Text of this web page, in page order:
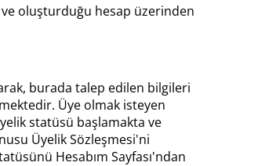
ve oluşturduğu hesap üzerinden
burada talep edilen bilgileri
Üye olmak isteyen
statüsü başlamakta ve
Üyelik Sözleşmesi'ni
Hesabım Sayfası'ndan